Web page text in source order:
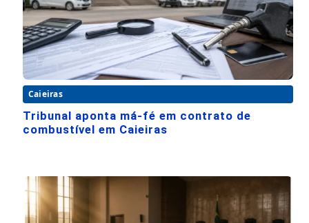
Caieiras
Tribunal aponta má-fé em contrato de
combustível em Caieiras